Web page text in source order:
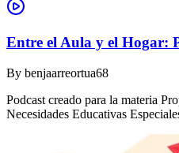
Entre el Aula y el Hogar:
By benjaarreortua68
Podcast creado para la materia
Necesidades Educativas